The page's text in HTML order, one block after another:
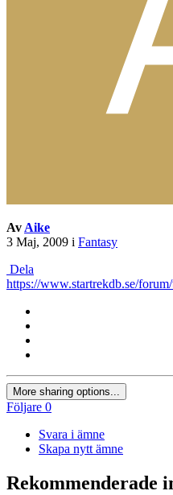
AvAike
3 Maj, 2009 i Fantasy
Dela
https://www.startrekdb.se/
More sharing options...
Följare 0
Svara i ämne
Skapa nytt ämne
Rekommenderade